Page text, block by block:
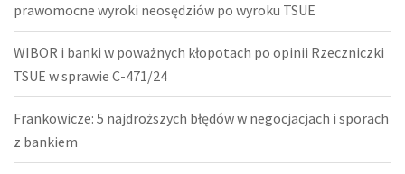
prawomocne wyroki neosędziów po wyroku TSUE
WIBOR i banki w poważnych kłopotach po opinii Rzeczniczki
TSUE w sprawie C-471/24
Frankowicze: 5 najdroższych błędów w negocjacjach i sporach
z bankiem